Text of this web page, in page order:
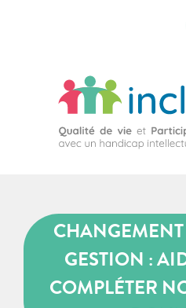
CHANGEMENT
GESTION :
COMPLÉTER